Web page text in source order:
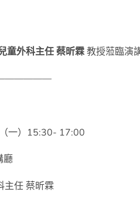
童外科主任 蔡昕霖教授蒞臨演
一） 15:30- 17:00
廳
主任 蔡昕霖